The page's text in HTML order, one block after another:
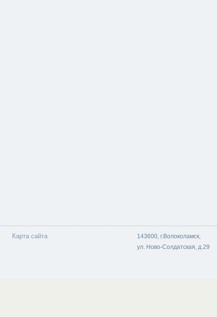
Карта сайта
143600, г.Волоколамск,
ул. Ново-Солдатская, д.29